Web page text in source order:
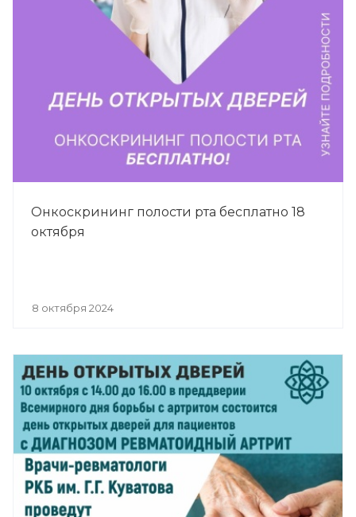
Онкоскрининг полости рта бесплатно 18
октября
8 октября 2024